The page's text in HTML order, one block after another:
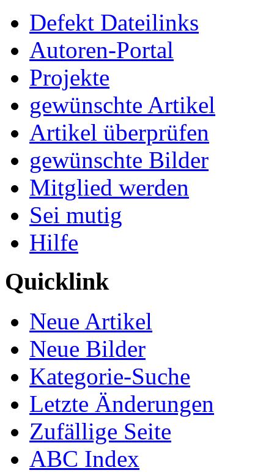
Defekt Dateilinks
Autoren-Portal
Projekte
gewünschte Artikel
Artikel überprüfen
gewünschte Bilder
Mitglied werden
Sei mutig
Hilfe
Quicklink
Neue Artikel
Neue Bilder
Kategorie-Suche
Letzte Änderungen
Zufällige Seite
ABC Index